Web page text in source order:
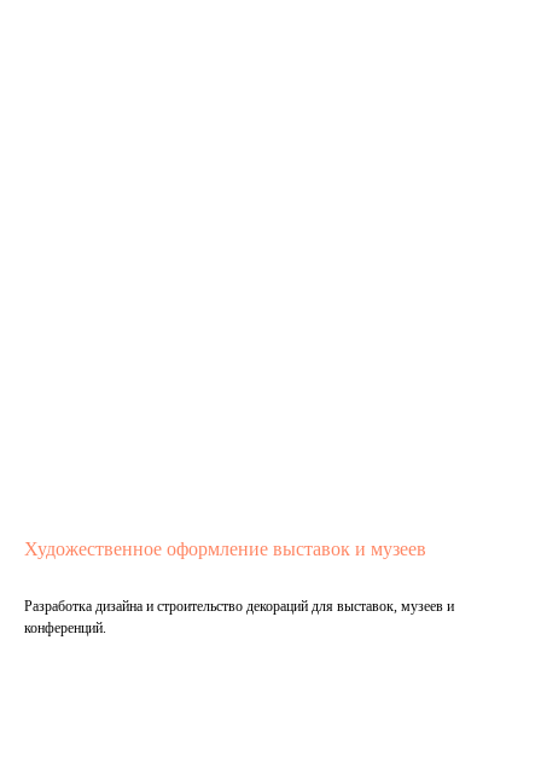
Художественное оформление выставок и музеев
Разработка дизайна и строительство декораций для выставок, музеев и
конференций.